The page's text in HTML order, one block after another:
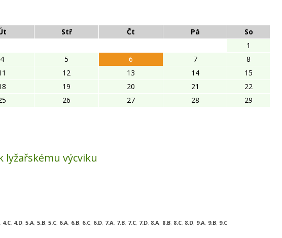
Stř Čt Pá
So
1
4 5 6 7
8
12 13 14
15
19 20 21
22
26 27 28
29
lyžařskému výcviku
, 4.C, 4.D, 5.A, 5.B, 5.C, 6.A, 6.B, 6.C, 6.D, 7.A, 7.B, 7.C, 7.D, 8.A, 8.B, 8.C, 8.D, 9.A, 9.B, 9.C